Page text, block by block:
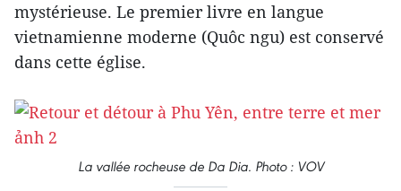
mystérieuse. Le premier livre en langue
vietnamienne moderne (Quôc ngu) est conservé
dans cette église.
La vallée rocheuse de Da Dia. Photo : VOV